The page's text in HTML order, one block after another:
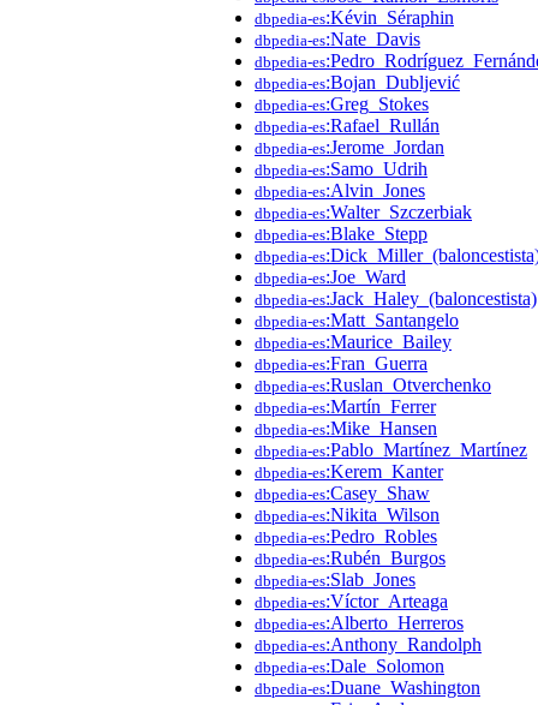
dbpedia-es:Kévin_Séraphin
dbpedia-es:Nate_Davis
dbpedia-es
dbpedia-es:Bojan_Dubljević
dbpedia-es:Greg_Stokes
dbpedia-es:Rafael_Rullán
dbpedia-es:Jerome_Jordan
dbpedia-es:Samo_Udrih
dbpedia-es:Alvin_Jones
dbpedia-es:Walter_Szczerbiak
dbpedia-es:Blake_Stepp
dbpedia-es
dbpedia-es:Joe_Ward
dbpedia-es:Jack_Haley_(baloncestista)
dbpedia-es:Matt_Santangelo
dbpedia-es:Maurice_Bailey
dbpedia-es:Fran_Guerra
dbpedia-es:Ruslan_Otverchenko
dbpedia-es:Martín_Ferrer
dbpedia-es:Mike_Hansen
dbpedia-es:Pablo_Martínez_Martínez
dbpedia-es:Kerem_Kanter
dbpedia-es:Casey_Shaw
dbpedia-es:Nikita_Wilson
dbpedia-es:Pedro_Robles
dbpedia-es:Rubén_Burgos
dbpedia-es:Slab_Jones
dbpedia-es:Víctor_Arteaga
dbpedia-es:Alberto_Herreros
dbpedia-es:Anthony_Randolph
dbpedia-es:Dale_Solomon
dbpedia-es:Duane_Washington